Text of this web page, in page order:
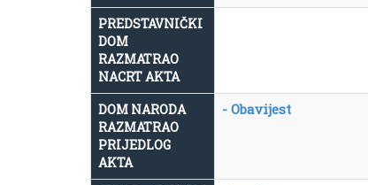
PREDSTAVNIČKI
DOM
RAZMATRAO
NACRT AKTA
DOM NARODA
RAZMATRAO
PRIJEDLOG
AKTA
- Obavijest